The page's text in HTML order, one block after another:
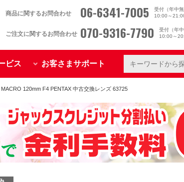
商品に関するお問合わせ 06-6341-7005
受付（年中無
10:00～
ご注文に関するお問合わせ 070-9316-7790
受付（年
10:00～
ビス お客さまサポート
120mm F4 PENTAX 中古交換レンズ 63725